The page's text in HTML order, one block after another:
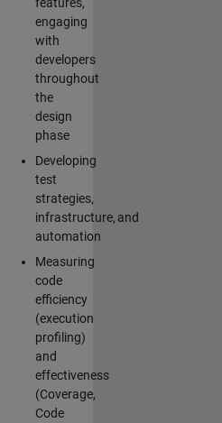
engaging
with
developers
throughout
the
design
phase
Developing
test
strategies,
infrastructure, and
automation
Measuring
code
efficiency
(execution
profiling)
and
effectiveness
(Coverage,
Code